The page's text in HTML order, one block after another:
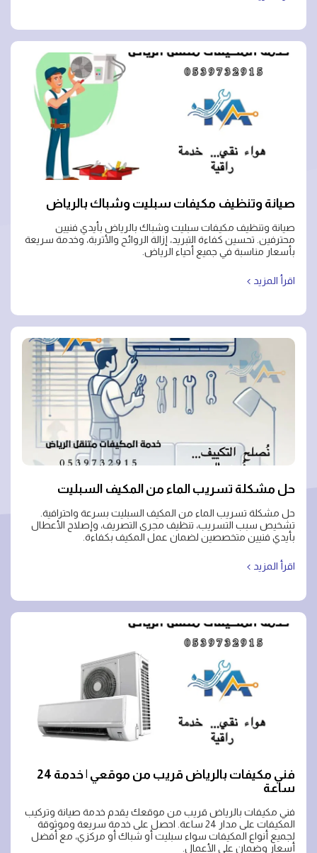
صيانة وتنظيف مكيفات سبليت وشباك بالرياض
صيانة وتنظيف مكيفات سبليت وشباك بالرياض بأيدي فنيين
محترفين. تحسين كفاءة التبريد، إزالة الروائح والأتربة، وخدمة سريعة
بأسعار مناسبة في جميع أحياء الرياض.
اقرأ المزيد
حل مشكلة تسريب الماء من المكيف السبليت
حل مشكلة تسريب الماء من المكيف السبليت بسرعة واحترافية.
تشخيص سبب التسريب، تنظيف مجرى التصريف، وإصلاح الأعطال
بأيدي فنيين متخصصين لضمان عمل المكيف بكفاءة.
اقرأ المزيد
فني مكيفات بالرياض قريب من موقعي | خدمة 24
ساعة
فني مكيفات بالرياض قريب من موقعك يقدم خدمة صيانة وتركيب
المكيفات على مدار 24 ساعة. احصل على خدمة سريعة وموثوقة
لجميع أنواع المكيفات سواء سبليت أو شباك أو مركزي، مع أفضل
أسعار وضمان على الأعمال.